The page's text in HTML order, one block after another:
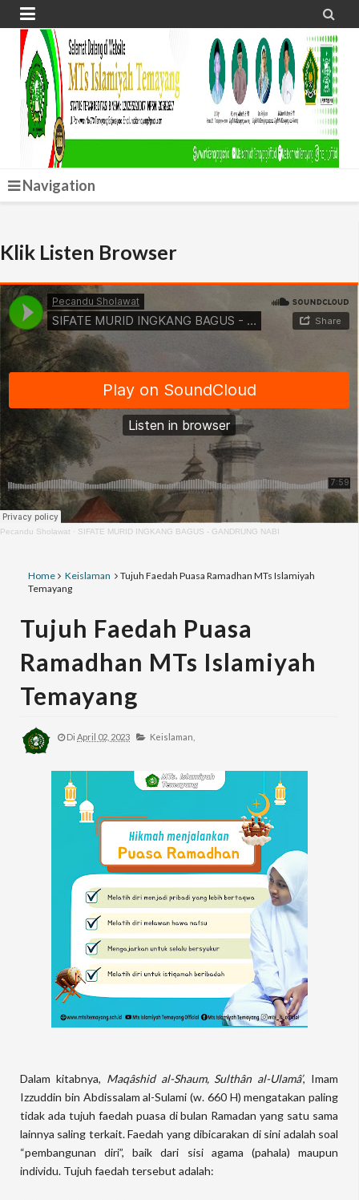
 
Navigation
Klik Listen Browser
Pecandu Sholawat · SIFATE MURID INGKANG BAGUS - GANDRUNG NABI
Home Keislaman
Tujuh Faedah Puasa Ramadhan MTs Islamiyah
Temayang
Tujuh Faedah Puasa
Ramadhan MTs Islamiyah
Temayang
Di April 02, 2023 Keislaman,
Dalam kitabnya, Maqâshid al-Shaum, Sulthân al-Ulamâ’, Imam
Izzuddin bin Abdissalam al-Sulami (w. 660 H) mengatakan paling
tidak ada tujuh faedah puasa di bulan Ramadan yang satu sama
lainnya saling terkait. Faedah yang dibicarakan di sini adalah soal
“pembangunan diri”, baik dari sisi agama (pahala) maupun
individu. Tujuh faedah tersebut adalah: